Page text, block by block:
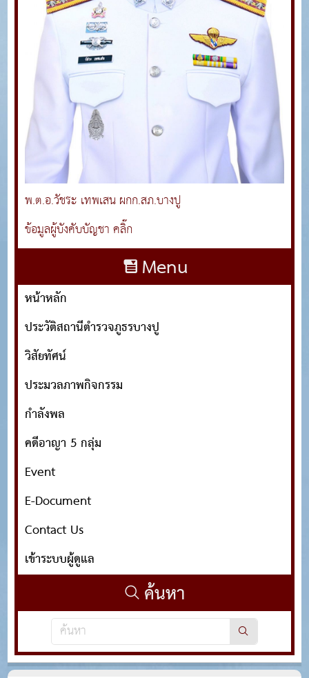
พ.ต.อ.วัชระ เทพเสน ผกก.สภ.บางปู
ข้อมูลผู้บังคับบัญชา คลิ๊ก
Menu
หน้าหลัก
ประวัติสถานีตำรวจภูธรบางปู
วิสัยทัศน์
ประมวลภาพกิจกรรม
กำลังพล
คดีอาญา 5 กลุ่ม
Event
E-Document
Contact Us
เข้าระบบผู้ดูแล
ค้นหา